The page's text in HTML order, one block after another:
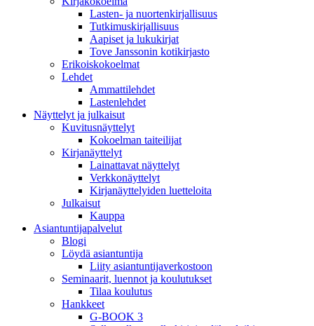
Lasten- ja nuortenkirjallisuus
Tutkimuskirjallisuus
Aapiset ja lukukirjat
Tove Janssonin kotikirjasto
Erikoiskokoelmat
Lehdet
Ammattilehdet
Lastenlehdet
Näyttelyt ja julkaisut
Kuvitusnäyttelyt
Kokoelman taiteilijat
Kirjanäyttelyt
Lainattavat näyttelyt
Verkkonäyttelyt
Kirjanäyttelyiden luetteloita
Julkaisut
Kauppa
Asiantuntija­palvelut
Blogi
Löydä asiantuntija
Liity asiantuntijaverkostoon
Seminaarit, luennot ja koulutukset
Tilaa koulutus
Hankkeet
G-BOOK 3